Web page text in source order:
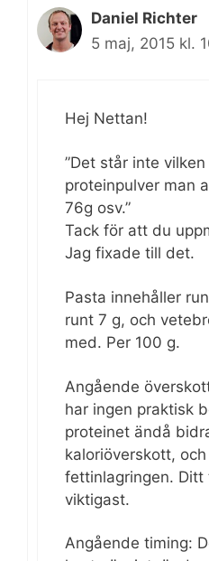
Daniel Richter
5 maj, 2015 kl.
Hej Nettan!
”Det står inte
proteinpulver man
76g osv.”
Tack för att du
Jag fixade till det.
Pasta innehåller
runt 7 g, och
med. Per 100 g.
Angående
har ingen praktisk
proteinet ändå
kaloriöverskott,
fettinlagringen.
viktigast.
Angående timing: